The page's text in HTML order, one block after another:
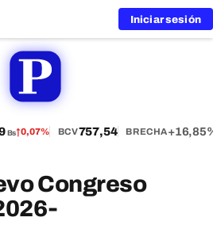
Iniciar sesión
Bs↑0,07% BCV757,54 BRECHA+16,85%
Congreso